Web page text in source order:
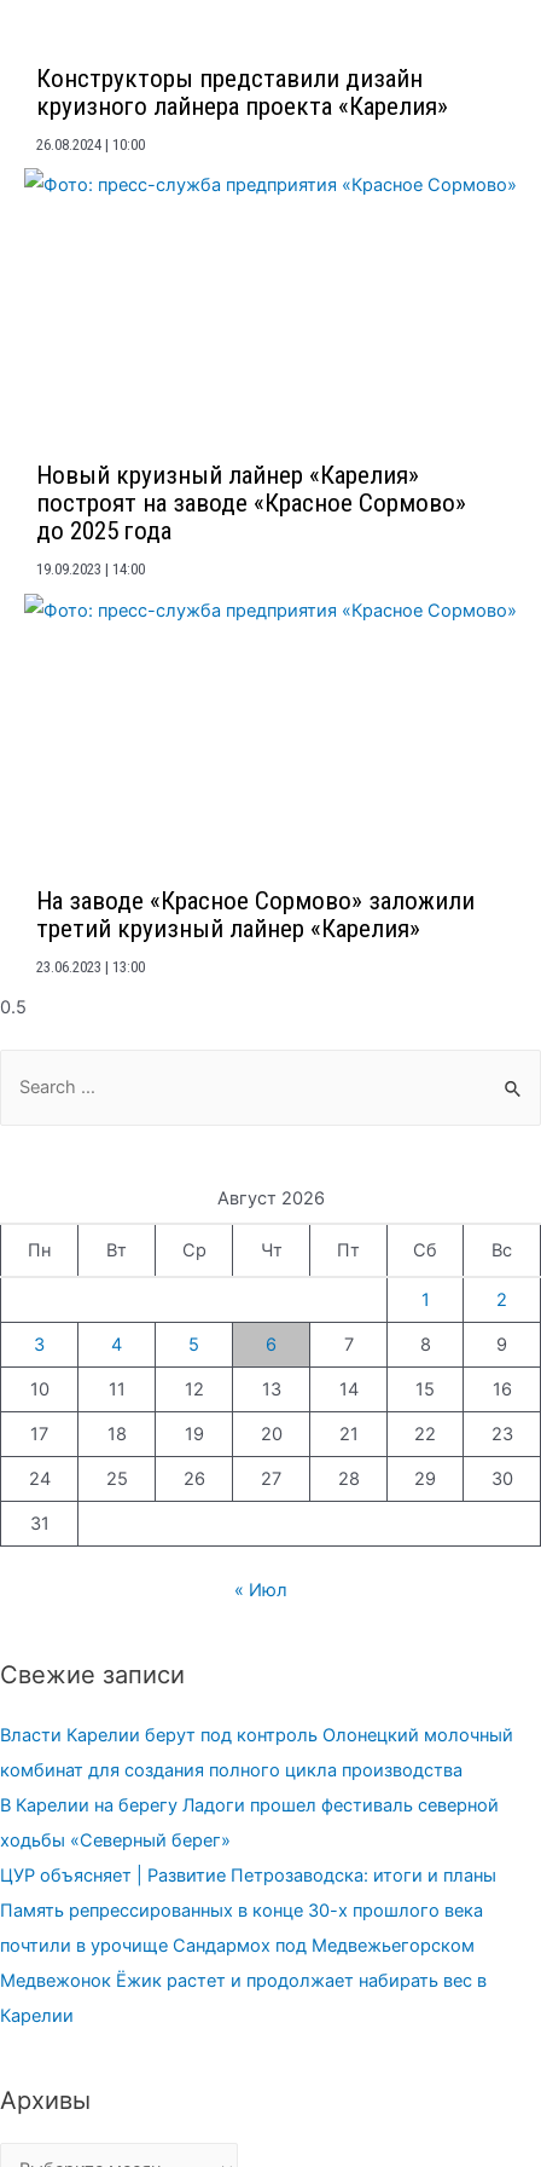
Конструкторы представили дизайн
круизного лайнера проекта «Карелия»
26.08.2024 10:00
Новый круизный лайнер «Карелия»
построят на заводе «Красное Сормово»
до 2025 года
19.09.2023 14:00
На заводе «Красное Сормово» заложили
третий круизный лайнер «Карелия»
23.06.2023 13:00
for:
Август 2026
Пн Вт Ср Чт Пт Сб Вс
1 2
3 4 5 6 7 8 9
10 11 12 13 14 15 16
17 18 19 20 21 22 23
24 25 26 27 28 29 30
31
« Июл
Свежие записи
Власти Карелии берут под контроль Олонецкий молочный
комбинат для создания полного цикла производства
В Карелии на берегу Ладоги прошел фестиваль северной
ходьбы «Северный берег»
ЦУР объясняет | Развитие Петрозаводска: итоги и планы
Память репрессированных в конце 30-х прошлого века
почтили в урочище Сандармох под Медвежьегорском
Медвежонок Ёжик растет и продолжает набирать вес в
Карелии
Архивы
Архивы